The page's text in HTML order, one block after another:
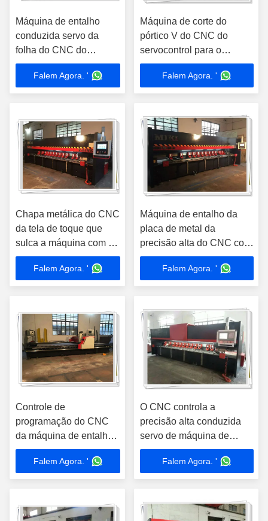
Máquina de entalho
conduzida servo da
folha do CNC do
parafuso da bola para a
placa de metal V que
cortam
Falem Agora. '
Máquina de corte do
pórtico V do CNC do
servocontrol para o
entalhe dos SS com
garantia da qualidade
Falem Agora. '
Chapa metálica do CNC
da tela de toque que
sulca a máquina com a
braçadeira pneumática
para o entalhe dos SS
Falem Agora. '
Máquina de entalho da
placa de metal da
precisão alta do CNC com
a lâmina que refrigera
para o sulco de V
Falem Agora. '
Controle de
programação do CNC
da máquina de entalho
do metal do plano
horizontal
Falem Agora. '
O CNC controla a
precisão alta conduzida
servo de máquina de
entalho da chapa metálica
Falem Agora. '